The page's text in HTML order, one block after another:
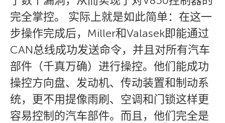
完全掌控。 实际上就是如此简单：在这一
步操作完成后，Miller和Valasek即能通过
CAN总线成功发送命令，并且对所有汽车
部件（千真万确）进行操控。他们能成功
操控方向盘、发动机、传动装置和制动系
统，更不用提像雨刷、空调和门锁这样更
容易控制的汽车部件。而且，他们完全是